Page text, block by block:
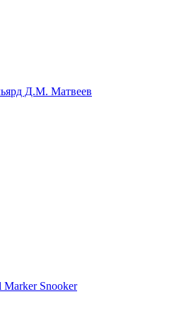
Д.М. Матвеев
Snooker